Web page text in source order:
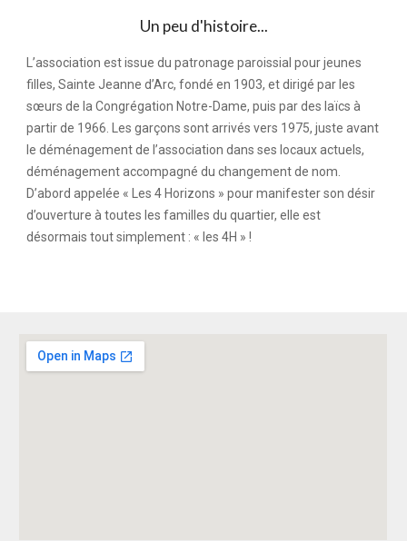
Un peu d'histoire...
L’association est issue du patronage paroissial pour jeunes
filles, Sainte Jeanne d’Arc, fondé en 1903, et dirigé par les
sœurs de la Congrégation Notre-Dame, puis par des laïcs à
partir de 1966. Les garçons sont arrivés vers 1975, juste avant
le déménagement de l’association dans ses locaux actuels,
déménagement accompagné du changement de nom.
D’abord appelée « Les 4 Horizons » pour manifester son désir
d’ouverture à toutes les familles du quartier, elle est
désormais tout simplement : « les 4H » !